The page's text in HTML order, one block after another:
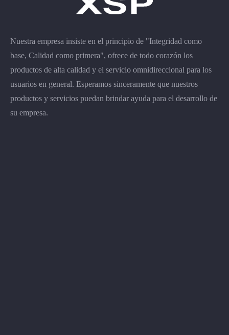
Nuestra empresa insiste en el principio de "Integridad como
base, Calidad como primera", ofrece de todo corazón los
productos de alta calidad y el servicio omnidireccional para los
usuarios en general. Esperamos sinceramente que nuestros
productos y servicios puedan brindar ayuda para el desarrollo de
su empresa.